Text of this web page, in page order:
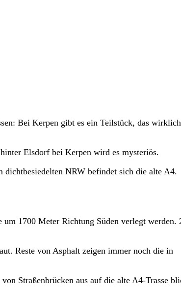
Bei Kerpen gibt es ein Teilstück, das wirklich
Elsdorf bei Kerpen wird es mysteriös.
NRW befindet sich die alte A4.
1700 Meter Richtung Süden verlegt werden.
Reste von Asphalt zeigen immer noch die in
Straßenbrücken aus auf die alte A4-Trasse